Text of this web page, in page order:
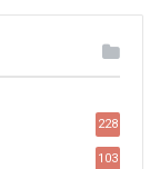
228
103